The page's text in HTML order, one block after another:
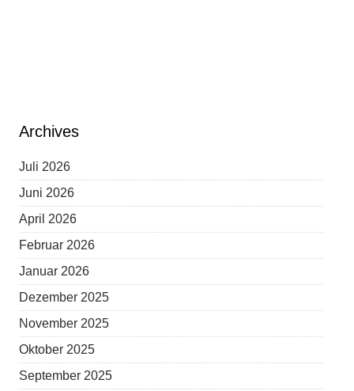
Archives
Juli 2026
Juni 2026
April 2026
Februar 2026
Januar 2026
Dezember 2025
November 2025
Oktober 2025
September 2025